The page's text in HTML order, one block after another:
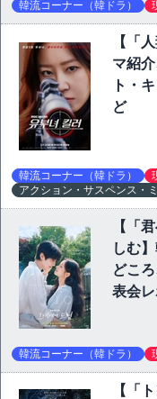
韓流コーナー（韓ドラ）
【「
マ紹
ト・
ど
韓流コーナー（韓ドラ）
アクション・サスペンス・
【「
しむ
どこ
表会
韓流コーナー（韓ドラ）
【「